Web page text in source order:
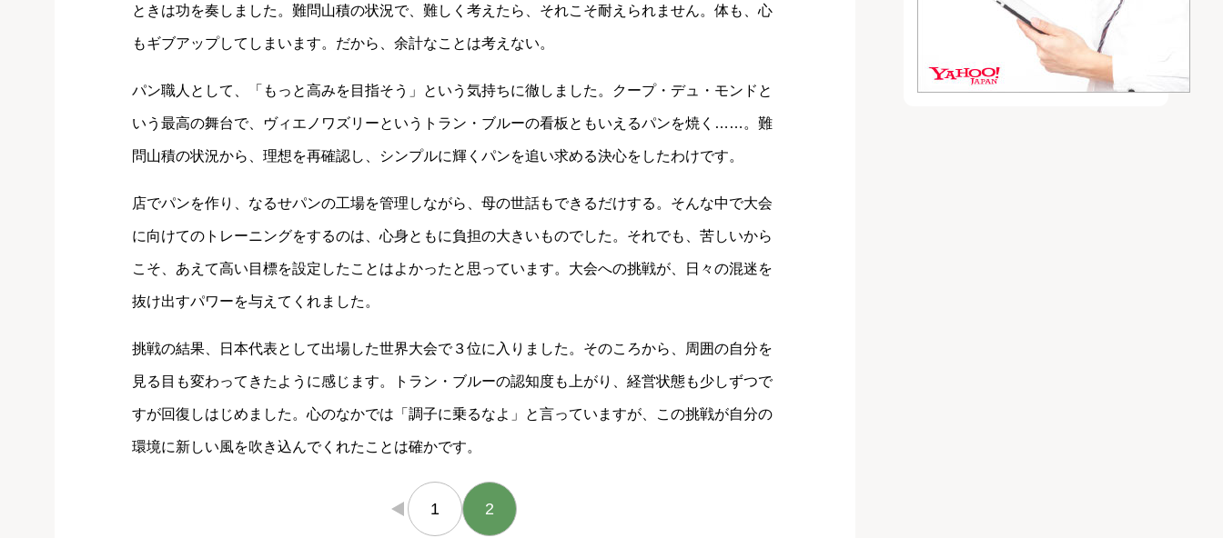
ときは功を奏しました。難問山積の状況で、難しく考えたら、それこそ耐えられません。体も、心
もギブアップしてしまいます。だから、余計なことは考えない。
パン職人として、「もっと高みを目指そう」という気持ちに徹しました。クープ・デュ・モンドと
いう最高の舞台で、ヴィエノワズリーというトラン・ブルーの看板ともいえるパンを焼く……。難
問山積の状況から、理想を再確認し、シンプルに輝くパンを追い求める決心をしたわけです。
店でパンを作り、なるせパンの工場を管理しながら、母の世話もできるだけする。そんな中で大会
に向けてのトレーニングをするのは、心身ともに負担の大きいものでした。それでも、苦しいから
こそ、あえて高い目標を設定したことはよかったと思っています。大会への挑戦が、日々の混迷を
抜け出すパワーを与えてくれました。
挑戦の結果、日本代表として出場した世界大会で３位に入りました。そのころから、周囲の自分を
見る目も変わってきたように感じます。トラン・ブルーの認知度も上がり、経営状態も少しずつで
すが回復しはじめました。心のなかでは「調子に乗るなよ」と言っていますが、この挑戦が自分の
環境に新しい風を吹き込んでくれたことは確かです。
← 1 2